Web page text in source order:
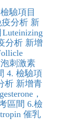
驗項目
疫分析 新
分析 新增
刺激素
4. 檢驗項
析 新增青
，
區間 6.檢
催乳